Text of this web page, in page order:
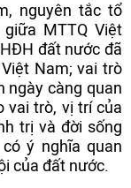
nguyên tắc tổ
MTTQ Việt
đất nước đã
Nam; vai trò
ngày càng quan
vai trò, vị trí của
trị và đời sống
ý nghĩa quan
của đất nước.